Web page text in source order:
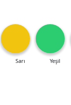
Sarı Yeşil